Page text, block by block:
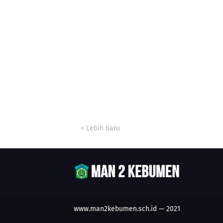
Lebih baru
www.man2kebumen.sch.id — 2021